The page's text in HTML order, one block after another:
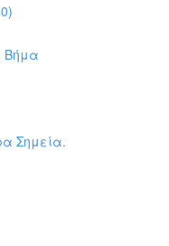
Βήμα
Σημεία.